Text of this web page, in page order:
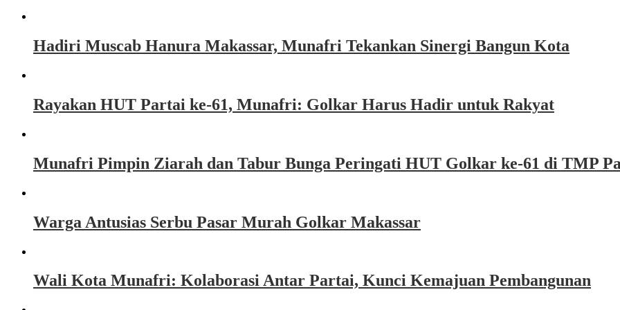
Hadiri Muscab Hanura Makassar, Munafri Tekankan Sinergi Bangun Kota
Rayakan HUT Partai ke-61, Munafri: Golkar Harus Hadir untuk Rakyat
Munafri Pimpin Ziarah dan Tabur Bunga Peringati HUT Golkar ke-61 di TMP
Warga Antusias Serbu Pasar Murah Golkar Makassar
Wali Kota Munafri: Kolaborasi Antar Partai, Kunci Kemajuan Pembangunan